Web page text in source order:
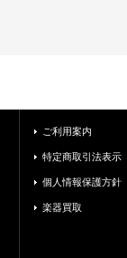
ご利用案内
特定商取引法表示
個人情報保護方針
楽器買取